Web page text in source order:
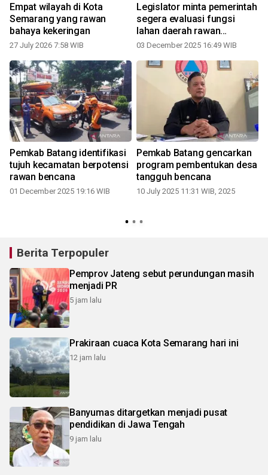
Empat wilayah di Kota
Semarang yang rawan
bahaya kekeringan
27 July 2026 7:58 WIB
Legislator minta pemerintah
segera evaluasi fungsi
lahan daerah rawan
bencana
03 December 2025 16:49 WIB
Pemkab Batang identifikasi
tujuh kecamatan berpotensi
rawan bencana
01 December 2025 19:16 WIB
Pemkab Batang gencarkan
program pembentukan desa
tangguh bencana
10 July 2025 11:31 WIB, 2025
Berita Terpopuler
Pemprov Jateng sebut perundungan masih
menjadi PR
5 jam lalu
Prakiraan cuaca Kota Semarang hari ini
12 jam lalu
Banyumas ditargetkan menjadi pusat
pendidikan di Jawa Tengah
9 jam lalu